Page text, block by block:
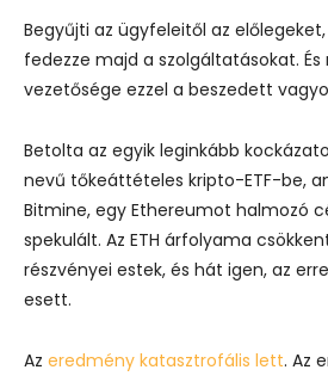
Begyűjti az ügyfeleitől az
fedezze majd a szolgáltatásokat.
vezetősége ezzel a beszedett
Betolta az egyik leginkább
nevű tőkeáttételes kripto-ETF-be,
Bitmine, egy Ethereumot halmozó
spekulált. Az ETH árfolyama
részvényei estek, és hát igen, az
esett.
Az eredmény katasztrofális lett. Az